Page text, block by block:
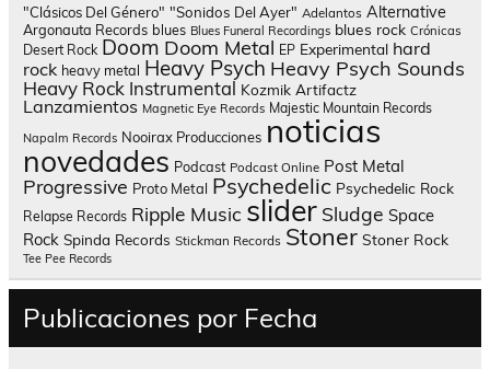
"Clásicos Del Género" "Sonidos Del Ayer" Adelantos Alternative
Argonauta Records blues Blues Funeral Recordings blues rock Crónicas
Desert Rock Doom Doom Metal EP Experimental hard
rock heavy metal Heavy Psych Heavy Psych Sounds
Heavy Rock Instrumental Kozmik Artifactz
Lanzamientos Magnetic Eye Records Majestic Mountain Records
Napalm Records Nooirax Producciones noticias
novedades Podcast Podcast Online Post Metal
Progressive Proto Metal Psychedelic Psychedelic Rock
Relapse Records Ripple Music slider Sludge Space
Rock Spinda Records Stickman Records Stoner Stoner Rock
Tee Pee Records
Publicaciones por Fecha